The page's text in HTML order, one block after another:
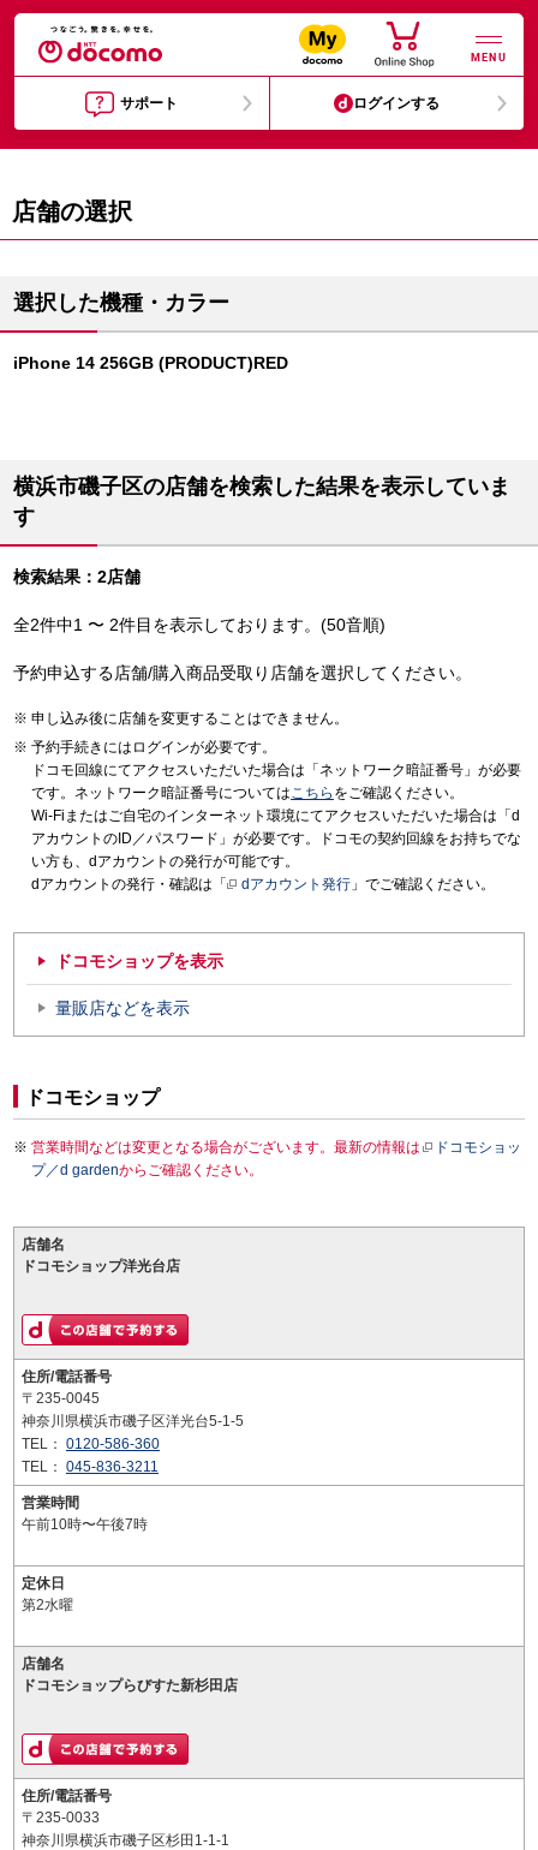
MENU
サポート ログインする
店舗の選択
選択した機種・カラー
iPhone 14 256GB (PRODUCT)RED
横浜市磯子区の店舗を検索した結果を表示していま
す
検索結果：2店舗
全2件中1 〜 2件目を表示しております。(50音順)
予約申込する店舗/購入商品受取り店舗を選択してください。
申し込み後に店舗を変更することはできません。
予約手続きにはログインが必要です。
ドコモ回線にてアクセスいただいた場合は「ネットワーク暗証番号」が必要
です。ネットワーク暗証番号についてはこちら をご確認ください。
Wi-Fiまたはご自宅のインターネット環境にてアクセスいただいた場合は「d
アカウントのID／パスワード」が必要です。ドコモの契約回線をお持ちでな
い方も、dアカウントの発行が可能です。
dアカウントの発行・確認は「
dアカウント発行 」でご確認ください。
ドコモショップを表示
量販店などを表示
ドコモショップ
営業時間などは変更となる場合がございます。最新の情報は
ドコモショッ
プ／d gardenからご確認ください。
店舗名
ドコモショップ洋光台店
住所/電話番号
〒235-0045
神奈川県横浜市磯子区洋光台5-1-5
TEL： 0120-586-360
TEL： 045-836-3211
営業時間
午前10時〜午後7時
定休日
第2水曜
店舗名
ドコモショップらびすた新杉田店
住所/電話番号
〒235-0033
神奈川県横浜市磯子区杉田1-1-1